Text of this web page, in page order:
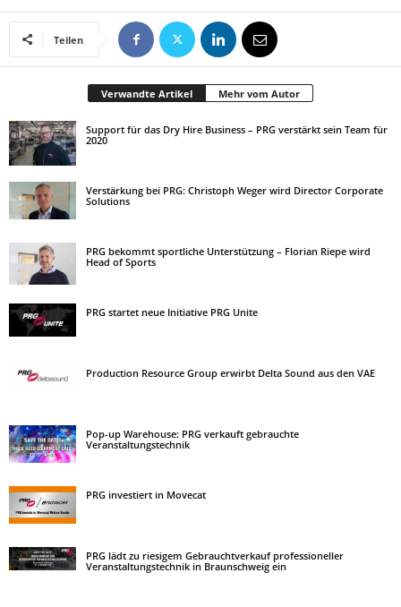
Teilen
Verwandte Artikel Mehr vom Autor
Support für das Dry Hire Business – PRG verstärkt sein Team für
2020
Verstärkung bei PRG: Christoph Weger wird Director Corporate
Solutions
PRG bekommt sportliche Unterstützung – Florian Riepe wird
Head of Sports
PRG startet neue Initiative PRG Unite
Production Resource Group erwirbt Delta Sound aus den VAE
Pop-up Warehouse: PRG verkauft gebrauchte
Veranstaltungstechnik
PRG investiert in Movecat
PRG lädt zu riesigem Gebrauchtverkauf professioneller
Veranstaltungstechnik in Braunschweig ein